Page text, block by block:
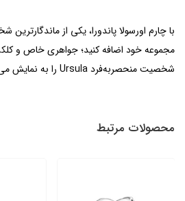
با چارم اورسولا پاندورا، یکی از
مجموعه خود اضافه کنید؛ جواهری خاص و
شخصیت منحصربه‌فرد Ursula را به نمایش می‌گذارد.
محصولات مرتبط